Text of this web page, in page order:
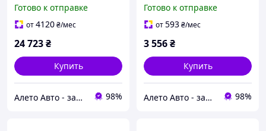
тычка на рамке
145073700B
Готово к отправке
от4120₴/мес
24 723₴
Купить
Алето Авто - запчасти на авто из США 98%
температуры 108954300H
Готово к отправке
от593₴/мес
3 556₴
Купить
Алето Авто - запчасти на авто из США 98%